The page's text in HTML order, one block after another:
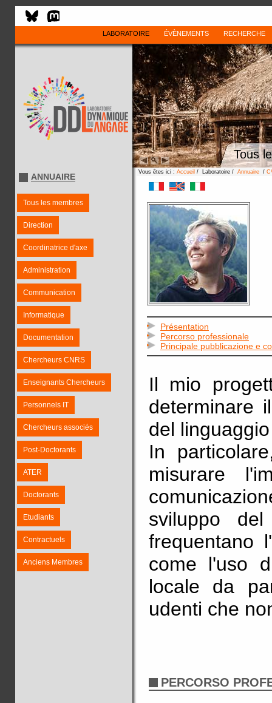
LABORATOIRE ÉVÈNEMENTS RECHERCHE
Tous
ANNUAIRE
Tous les membres
Direction
Coordinatrice d'axe
Administration
Communication
Informatique
Documentation
Chercheurs CNRS
Enseignants Chercheurs
Personnels IT
Chercheurs associés
Post-Doctorants
ATER
Doctorants
Etudiants
Contractuels
Anciens Membres
Vous êtes ici : Accueil / Laboratoire / Annuaire /
Présentation
Percorso professionale
Principale pubblicazione e
Il mio
determinare
del
In
misurare
sviluppo
frequentano
come l'uso
locale da
udenti che
PERCORSO